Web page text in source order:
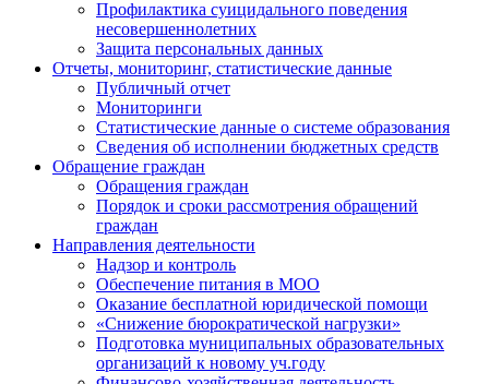
Профилактика суицидального поведения
несовершеннолетних
Защита персональных данных
Отчеты, мониторинг, статистические данные
Публичный отчет
Мониторинги
Статистические данные о системе образования
Сведения об исполнении бюджетных средств
Обращение граждан
Обращения граждан
Порядок и сроки рассмотрения обращений
граждан
Направления деятельности
Надзор и контроль
Обеспечение питания в МОО
Оказание бесплатной юридической помощи
«Снижение бюрократической нагрузки»
Подготовка муниципальных образовательных
организаций к новому уч.году